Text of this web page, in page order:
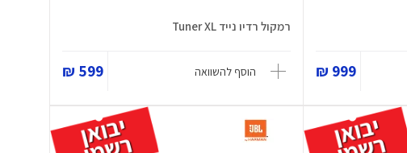
999 ₪
רמקול רדיו נייד Tuner XL
הוסף להשוואה 599 ₪